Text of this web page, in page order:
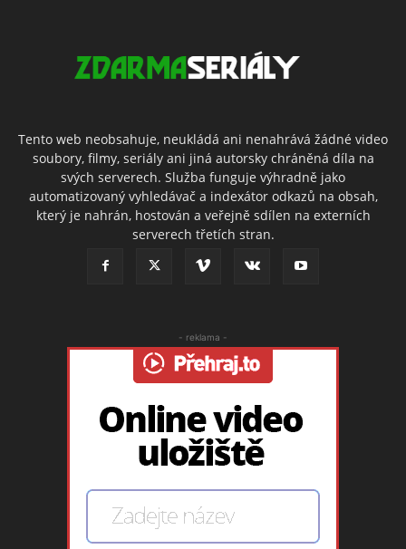
Tento web neobsahuje, neukládá ani nenahrává žádné video
soubory, filmy, seriály ani jiná autorsky chráněná díla na
svých serverech. Služba funguje výhradně jako
automatizovaný vyhledávač a indexátor odkazů na obsah,
který je nahrán, hostován a veřejně sdílen na externích
serverech třetích stran.
- reklama -